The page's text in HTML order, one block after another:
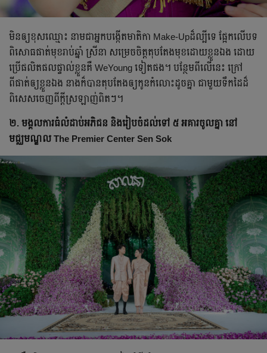
មិនឲ្យខុសឈ្មោះ នាមជាអ្នកបង្កើតមាតិកា Make-Upដ៏ល្បីទេ ផ្អែកលើបទ
ពិសោធផាត់មុខរាប់ឆ្នាំ ស្រីនា សម្រេចចិត្តតុបតែងមុខដោយខ្លួនឯង ដោយ
ប្រើផលិតផលផ្ទាល់ខ្លួនគឺ WeYoung ទៀតផង។ បន្ថែមពីលើនេះ ក្រៅ
ពីផាត់ឲ្យខ្លួនឯង នាងក៏បាន​តុបតែងឲ្យកូនកំលោះដូចគ្នា ជាមួយទឹកដៃដ៏
ពិសេសចេញពីក្ដីស្រឡាញ់ពិតៗ។
២. មង្គលការធំលំដាប់អភិជន និងរៀបចំដល់ទៅ ៥ អគារចូលគ្នា នៅ
មជ្ឈមណ្ឌល The Premier Center Sen Sok